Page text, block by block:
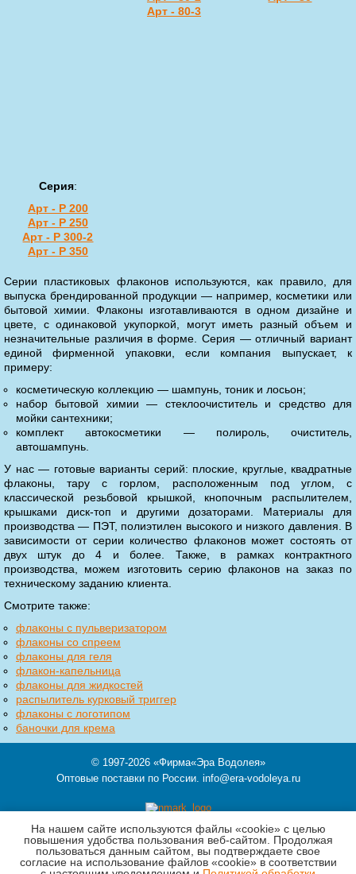
Арт - 80-3
Серия:
Арт - P 200
Арт - P 250
Арт - P 300-2
Арт - P 350
Серии пластиковых флаконов используются, как правило, для
выпуска брендированной продукции — например, косметики или
бытовой химии. Флаконы изготавливаются в одном дизайне и
цвете, с одинаковой укупоркой, могут иметь разный объем и
незначительные различия в форме. Серия — отличный вариант
единой фирменной упаковки, если компания выпускает, к
примеру:
косметическую коллекцию — шампунь, тоник и лосьон;
набор бытовой химии — стеклоочиститель и средство для
мойки сантехники;
комплект автокосметики — полироль, очиститель,
автошампунь.
У нас — готовые варианты серий: плоские, круглые, квадратные
флаконы, тару с горлом, расположенным под углом, с
классической резьбовой крышкой, кнопочным распылителем,
крышками диск-топ и другими дозаторами. Материалы для
производства — ПЭТ, полиэтилен высокого и низкого давления. В
зависимости от серии количество флаконов может состоять от
двух штук до 4 и более. Также, в рамках контрактного
производства, можем изготовить серию флаконов на заказ по
техническому заданию клиента.
Смотрите также:
флаконы с пульверизатором
флаконы со спреем
флаконы для геля
флакон-капельница
флаконы для жидкостей
распылитель курковый триггер
флаконы с логотипом
баночки для крема
© 1997-2026 «Фирма«Эра Водолея»
Оптовые поставки по России. info@era-vodoleya.ru
121354,Москва,ул. Кутузова, д.11 корп.3, этаж Ц, пом.II, ком.6-7
Телефон 8 (903) 519-77-81
На нашем сайте используются файлы «cookie» с целью
повышения удобства пользования веб-сайтом. Продолжая
пользоваться данным сайтом, вы подтверждаете свое
согласие на использование файлов «cookie» в соответствии